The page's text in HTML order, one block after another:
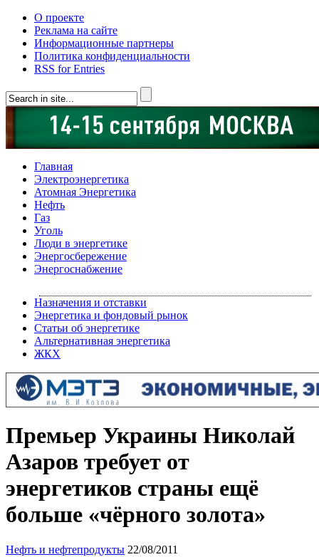
О проекте
Реклама на сайте
Информационные партнеры
Политика конфиденциальности
RSS for Entries
Главная
Электроэнергетика
Атомная Энергетика
Нефть
Газ
Уголь
Люди в энергетике
Энергосбережение
Энергоснабжение
Назначения и отставки
Энергетика и фондовый рынок
Статьи об энергетике
Альтернативная энергетика
ЖКХ
Премьер Украины Николай
Азаров требует от
энергетиков страны ещё
больше «чёрного золота»
Нефть и нефтепродукты 22/08/2011